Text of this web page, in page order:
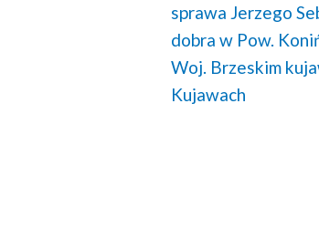
sprawa Jerzego
dobra w Pow.
Woj. Brzeskim
Kujawach